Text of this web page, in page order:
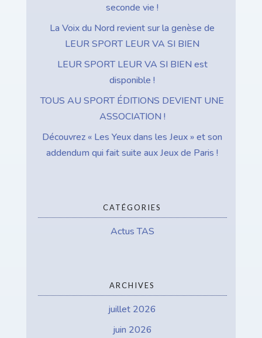
seconde vie !
La Voix du Nord revient sur la genèse de
LEUR SPORT LEUR VA SI BIEN
LEUR SPORT LEUR VA SI BIEN est
disponible !
TOUS AU SPORT ÉDITIONS DEVIENT UNE
ASSOCIATION !
Découvrez « Les Yeux dans les Jeux » et son
addendum qui fait suite aux Jeux de Paris !
CATÉGORIES
Actus TAS
ARCHIVES
juillet 2026
juin 2026